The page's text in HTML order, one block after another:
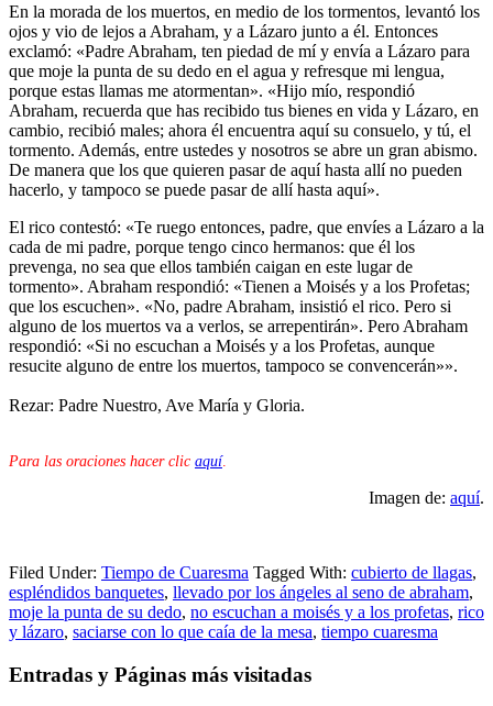
En la morada de los muertos, en medio de los tormentos, levantó los
ojos y vio de lejos a Abraham, y a Lázaro junto a él. Entonces
exclamó: «Padre Abraham, ten piedad de mí y envía a Lázaro para
que moje la punta de su dedo en el agua y refresque mi lengua,
porque estas llamas me atormentan». «Hijo mío, respondió
Abraham, recuerda que has recibido tus bienes en vida y Lázaro, en
cambio, recibió males; ahora él encuentra aquí su consuelo, y tú, el
tormento. Además, entre ustedes y nosotros se abre un gran abismo.
De manera que los que quieren pasar de aquí hasta allí no pueden
hacerlo, y tampoco se puede pasar de allí hasta aquí».
El rico contestó: «Te ruego entonces, padre, que envíes a Lázaro a la
cada de mi padre, porque tengo cinco hermanos: que él los
prevenga, no sea que ellos también caigan en este lugar de
tormento». Abraham respondió: «Tienen a Moisés y a los Profetas;
que los escuchen». «No, padre Abraham, insistió el rico. Pero si
alguno de los muertos va a verlos, se arrepentirán». Pero Abraham
respondió: «Si no escuchan a Moisés y a los Profetas, aunque
resucite alguno de entre los muertos, tampoco se convencerán»».
Rezar: Padre Nuestro, Ave María y Gloria.
Para las oraciones hacer clic aquí.
Imagen de: aquí.
Filed Under: Tiempo de Cuaresma Tagged With: cubierto de llagas,
espléndidos banquetes, llevado por los ángeles al seno de abraham,
moje la punta de su dedo, no escuchan a moisés y a los profetas, rico
y lázaro, saciarse con lo que caía de la mesa, tiempo cuaresma
Entradas y Páginas más visitadas